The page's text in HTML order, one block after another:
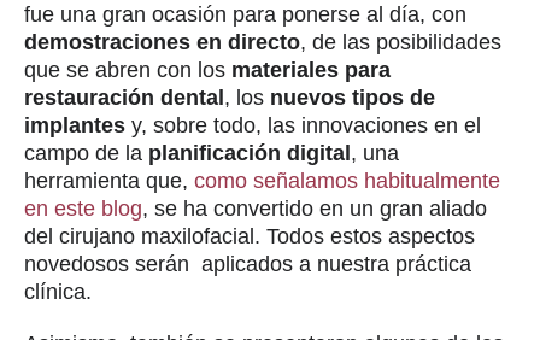
fue una gran ocasión para ponerse al día, con
demostraciones en directo, de las posibilidades
que se abren con los materiales para
restauración dental, los nuevos tipos de
implantes y, sobre todo, las innovaciones en el
campo de la planificación digital, una
herramienta que, como señalamos habitualmente
en este blog, se ha convertido en un gran aliado
del cirujano maxilofacial. Todos estos aspectos
novedosos serán aplicados a nuestra práctica
clínica.